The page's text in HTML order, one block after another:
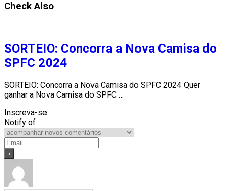
Check Also
SORTEIO: Concorra a Nova Camisa do
SPFC 2024
SORTEIO: Concorra a Nova Camisa do SPFC 2024 Quer
ganhar a Nova Camisa do SPFC …
Inscreva-se
Notify of